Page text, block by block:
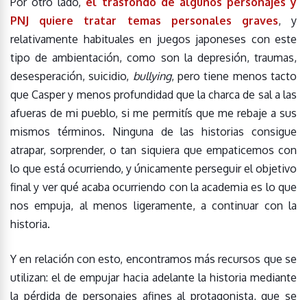
PNJ quiere tratar temas personales graves, y
relativamente habituales en juegos japoneses con este
tipo de ambientación, como son la depresión, traumas,
desesperación, suicidio, bullying, pero tiene menos tacto
que Casper y menos profundidad que la charca de sal a las
afueras de mi pueblo, si me permitís que me rebaje a sus
mismos términos. Ninguna de las historias consigue
atrapar, sorprender, o tan siquiera que empaticemos con
lo que está ocurriendo, y únicamente perseguir el objetivo
final y ver qué acaba ocurriendo con la academia es lo que
nos empuja, al menos ligeramente, a continuar con la
historia.
Y en relación con esto, encontramos más recursos que se
utilizan: el de empujar hacia adelante la historia mediante
la pérdida de personajes afines al protagonista, que se